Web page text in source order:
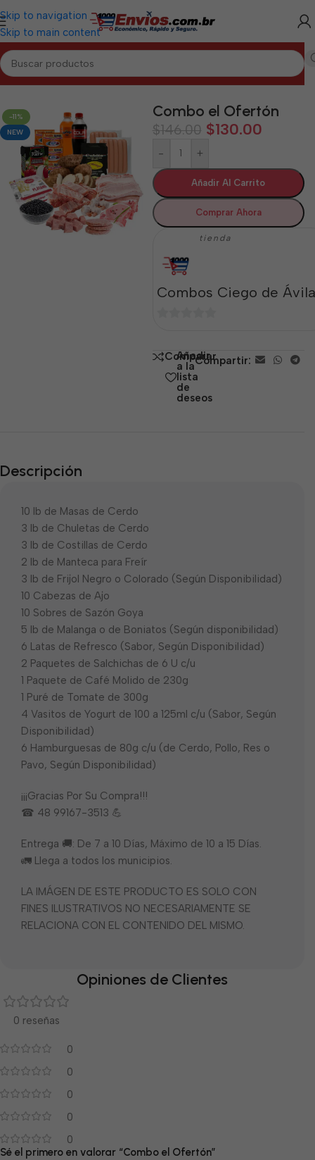
Skip to navigation
Skip to main content
DE ÁVILA/Combos de Alimentos y Mixtos Ciego de Ávila
-11%
NEW
Combo el Ofertón
$146.00 $130.00
- +
Añadir Al Carrito
Comprar Ahora
tienda
Combos Ciego de Ávila
5 Comparar
Añadir
a la
lista
de
deseos
Compartir:
Descripción
10 lb de Masas de Cerdo
3 lb de Chuletas de Cerdo
3 lb de Costillas de Cerdo
2 lb de Manteca para Freír
3 lb de Frijol Negro o Colorado (Según Disponibilidad)
10 Cabezas de Ajo
10 Sobres de Sazón Goya
5 lb de Malanga o de Boniatos (Según disponibilidad)
6 Latas de Refresco (Sabor, Según Disponibilidad)
2 Paquetes de Salchichas de 6 U c/u
1 Paquete de Café Molido de 230g
1 Puré de Tomate de 300g
4 Vasitos de Yogurt de 100 a 125ml c/u (Sabor, Según
Disponibilidad)
6 Hamburguesas de 80g c/u (de Cerdo, Pollo, Res o
Pavo, Según Disponibilidad)
¡¡¡Gracias Por Su Compra!!!
☎ 48 99167-3513 💪
Entrega 🚚: De 7 a 10 Días, Máximo de 10 a 15 Días.
🚛 Llega a todos los municipios.
LA IMÁGEN DE ESTE PRODUCTO ES SOLO CON
FINES ILUSTRATIVOS NO NECESARIAMENTE SE
RELACIONA CON EL CONTENIDO DEL MISMO.
Opiniones de Clientes
0 reseñas
0
0
0
0
0
Sé el primero en valorar “Combo el Ofertón”